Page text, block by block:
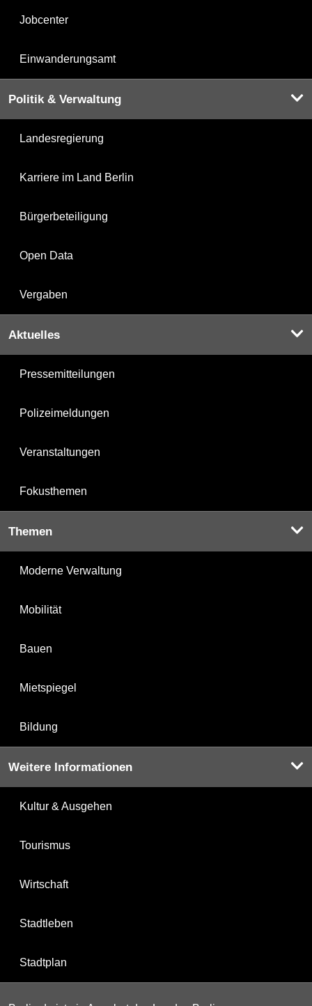
Jobcenter
Einwanderungsamt
Politik & Verwaltung
Landesregierung
Karriere im Land Berlin
Bürgerbeteiligung
Open Data
Vergaben
Aktuelles
Pressemitteilungen
Polizeimeldungen
Veranstaltungen
Fokusthemen
Themen
Moderne Verwaltung
Mobilität
Bauen
Mietspiegel
Bildung
Weitere Informationen
Kultur & Ausgehen
Tourismus
Wirtschaft
Stadtleben
Stadtplan